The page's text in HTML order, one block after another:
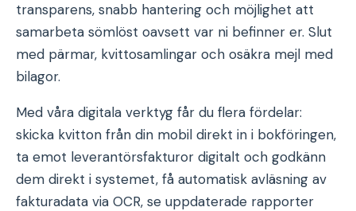
transparens, snabb hantering och möjlighet att
samarbeta sömlöst oavsett var ni befinner er. Slut
med pärmar, kvittosamlingar och osäkra mejl med
bilagor.
Med våra digitala verktyg får du flera fördelar:
skicka kvitton från din mobil direkt in i bokföringen,
ta emot leverantörsfakturor digitalt och godkänn
dem direkt i systemet, få automatisk avläsning av
fakturadata via OCR, se uppdaterade rapporter